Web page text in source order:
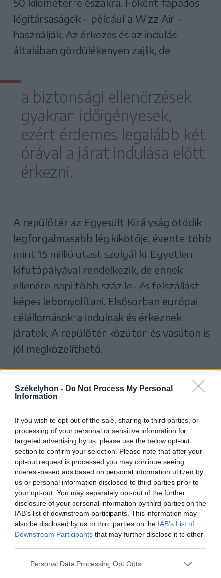
Székelyhon - Do Not Process My Personal
Information
If you wish to opt-out of the sale, sharing to third parties, or
processing of your personal or sensitive information for
targeted advertising by us, please use the below opt-out
section to confirm your selection. Please note that after your
opt-out request is processed you may continue seeing
interest-based ads based on personal information utilized by
us or personal information disclosed to third parties prior to
your opt-out. You may separately opt-out of the further
disclosure of your personal information by third parties on the
IAB’s list of downstream participants. This information may
also be disclosed by us to third parties on the IAB’s List of
Downstream Participants that may further disclose it to other
Personal Data Processing Opt Outs
50 kilométerre északra. Főként fapados
légitársaságok – például a Wizz Air –
használják. Az érkezés és az indulás
általában gördülékenyen zajlik, de
a biztonsági ellenőrzések
gyakran időigényesek,
ezért érdemes legalább két
órával a járat indulása előtt
érkezni.
A repülőtér az Egyesült Királyság ötödik
legforgalmasabb légikikötője, évente több
mint 15 millió utast szolgál ki. Egyetlen
kifutópályával rendelkezik, de ennek
ellenére napi több száz le- és felszállást
képes lebonyolítani. Elsősorban európai
célállomásokra indulnak és érkeznek
járatok. A repülőtér közúton és vasúton is
jól megközelíthető.
A termináltól automata
vonatkapcsolat működik a
Luton Airport Parkway
vasútállomásig, ahonnan
gyorsvonattal 30–40 perc
alatt elérhető London
központja, a St. Pancras
International állomás.